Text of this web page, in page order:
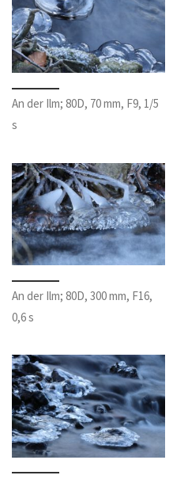
An der Ilm; 80D, 70 mm, F9, 1/5
s
An der Ilm; 80D, 300 mm, F16,
0,6 s